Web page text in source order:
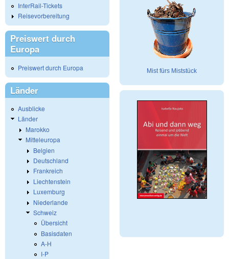
InterRail-Tickets
Reisevorbereitung
Preiswert durch
Europa
Preiswert durch Europa
Länder
Ausblicke
Länder
Marokko
Mitteleuropa
Belgien
Deutschland
Frankreich
Liechtenstein
Luxemburg
Niederlande
Schweiz
Übersicht
Basisdaten
A-H
I-P
Mist fürs Miststück